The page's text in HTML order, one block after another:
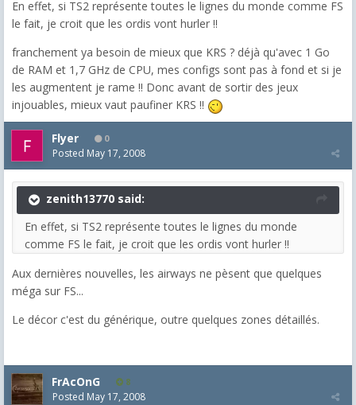
En effet, si TS2 représente toutes le lignes du monde comme FS
le fait, je croit que les ordis vont hurler !!
franchement ya besoin de mieux que KRS ? déjà qu'avec 1 Go
de RAM et 1,7 GHz de CPU, mes configs sont pas à fond et si je
les augmentent je rame !! Donc avant de sortir des jeux
injouables, mieux vaut paufiner KRS !!
Flyer 0
Posted May 17, 2008
zenith13770 said:
En effet, si TS2 représente toutes le lignes du monde
comme FS le fait, je croit que les ordis vont hurler !!
Aux dernières nouvelles, les airways ne pèsent que quelques
méga sur FS...
Le décor c'est du générique, outre quelques zones détaillés.
FrAcOnG 8
Posted May 17, 2008